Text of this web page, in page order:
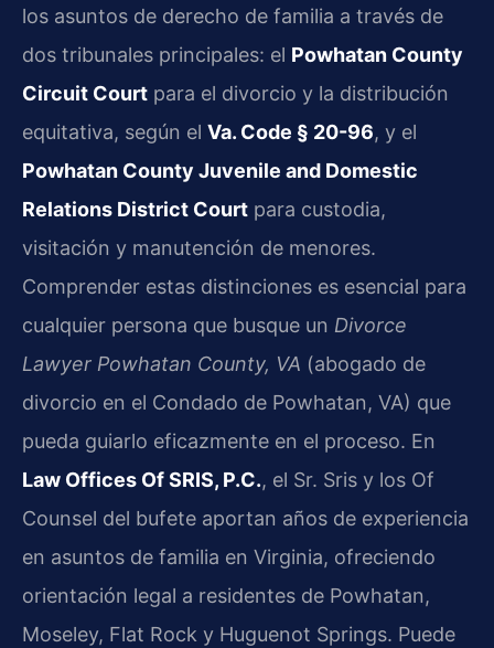
los asuntos de derecho de familia a través de
dos tribunales principales: el Powhatan County
Circuit Court para el divorcio y la distribución
equitativa, según el Va. Code § 20-96, y el
Powhatan County Juvenile and Domestic
Relations District Court para custodia,
visitación y manutención de menores.
Comprender estas distinciones es esencial para
cualquier persona que busque un Divorce
Lawyer Powhatan County, VA (abogado de
divorcio en el Condado de Powhatan, VA) que
pueda guiarlo eficazmente en el proceso. En
Law Offices Of SRIS, P.C., el Sr. Sris y los Of
Counsel del bufete aportan años de experiencia
en asuntos de familia en Virginia, ofreciendo
orientación legal a residentes de Powhatan,
Moseley, Flat Rock y Huguenot Springs. Puede